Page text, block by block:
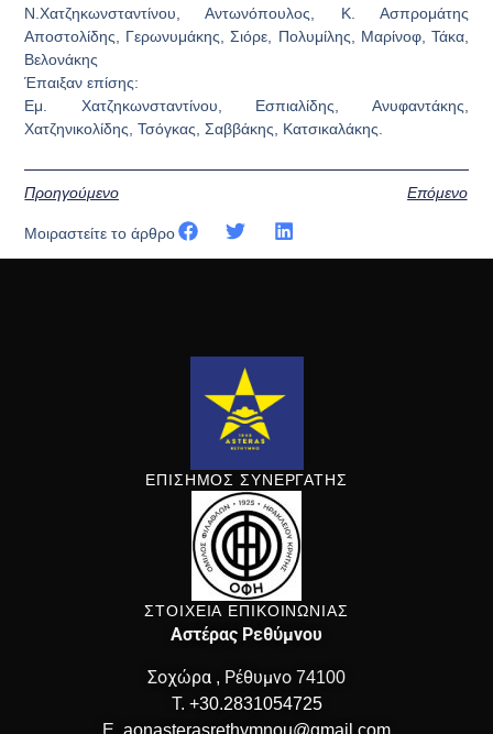
Ν.Χατζηκωνσταντίνου, Αντωνόπουλος, Κ. Ασπρομάτης
Αποστολίδης, Γερωνυμάκης, Σιόρε, Πολυμίλης, Μαρίνοφ, Τάκα,
Βελονάκης
Έπαιξαν επίσης:
Εμ. Χατζηκωνσταντίνου, Εσπιαλίδης, Ανυφαντάκης,
Χατζηνικολίδης, Τσόγκας, Σαββάκης, Κατσικαλάκης.
Προηγούμενο Επόμενο
Μοιραστείτε το άρθρο
ΕΠΙΣΗΜΟΣ ΣΥΝΕΡΓΑΤΗΣ
ΣΤΟΙΧΕΙΑ ΕΠΙΚΟΙΝΩΝΙΑΣ
Αστέρας Ρεθύμνου
Σοχώρα , Ρέθυμνο 74100
T. +30.2831054725
E. aonasterasrethymnou@gmail.com